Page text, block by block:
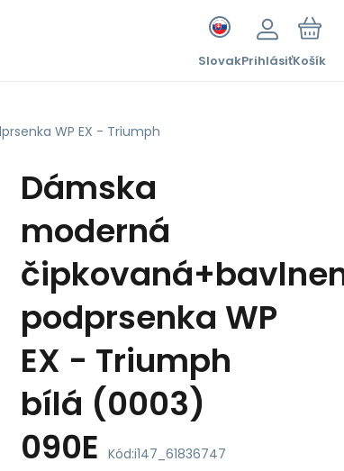
SlovakPrihlásiťKošík
WP EX - Triumph
Dámska
moderná
podprsenka WP
EX - Triumph
bílá (0003)
090E Kód:i147_61836747